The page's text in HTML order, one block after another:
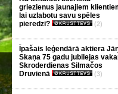
griezienus jaunajiem
lai uzlabotu savu spēles
pieredzi?
(2)
Īpašais leģendārā aktiera
Skaņa 75 gadu jubilejas
Skroderdienas Silmačos
Druvienā
(3)